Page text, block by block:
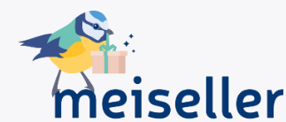
Hauptinhalt springen
Zur Suche springen
Zur Hauptnavigation springen